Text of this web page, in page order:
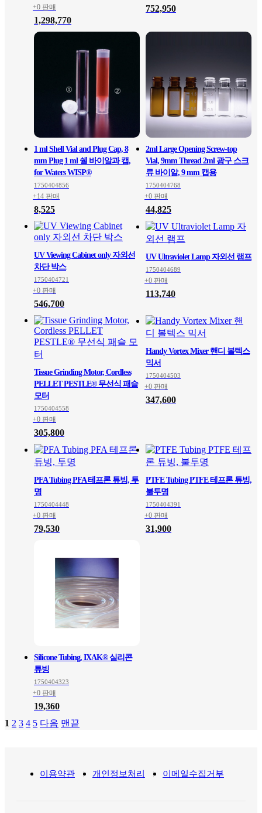
+0 판매
1,298,770
752,950
1 ml Shell Vial and Plug Cap, 8
mm Plug 1 ml 쉘 바이알과 캡,
for Waters WISP®
1750404856
+14 판매
8,525
2ml Large Opening Screw-top
Vial, 9mm Thread 2ml 광구 스크
류 바이알, 9 mm 캡용
1750404768
+0 판매
44,825
UV Viewing Cabinet only 자외선
차단 박스
1750404721
+0 판매
546,700
UV Ultraviolet Lamp 자외선 램프
1750404689
+0 판매
113,740
Tissue Grinding Motor, Cordless
PELLET PESTLE® 무선식 패슬
모터
1750404558
+0 판매
305,800
Handy Vortex Mixer 핸디 볼텍스
믹서
1750404503
+0 판매
347,600
PFA Tubing PFA 테프론 튜빙, 투
명
1750404448
+0 판매
79,530
PTFE Tubing PTFE 테프론 튜빙,
불투명
1750404391
+0 판매
31,900
Silicone Tubing, IXAK® 실리콘
튜빙
1750404323
+0 판매
19,360
1 2 3 4 5 다음 맨끝
이용약관 개인정보처리 이메일수집거부